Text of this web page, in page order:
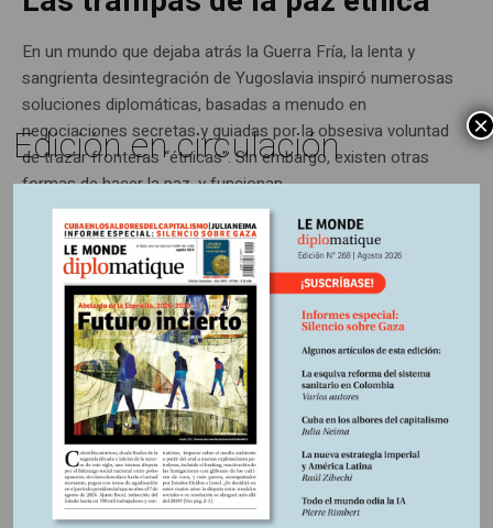
En un mundo que dejaba atrás la Guerra Fría, la lenta y
sangrienta desintegración de Yugoslavia inspiró numerosas
soluciones diplomáticas, basadas a menudo en
negociaciones secretas y guiadas por la obsesiva voluntad
de trazar fronteras “étnicas”. Sin embargo, existen otras
formas de hacer la paz, y funcionan.
Últimas publicaciones
La época de la intranquilidad
5 agosto, 2026
Edición en circulación ×